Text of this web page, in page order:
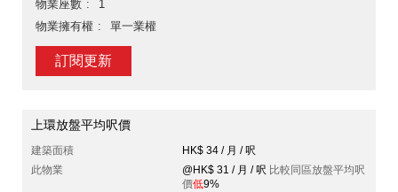
物業座數
1
物業擁有權
單一業權
訂閱更新
上環放盤平均呎價
建築面積
HK$ 34 / 月 / 呎
此物業
@HK$ 31 / 月 / 呎 比較同區放盤平均呎
價低9%